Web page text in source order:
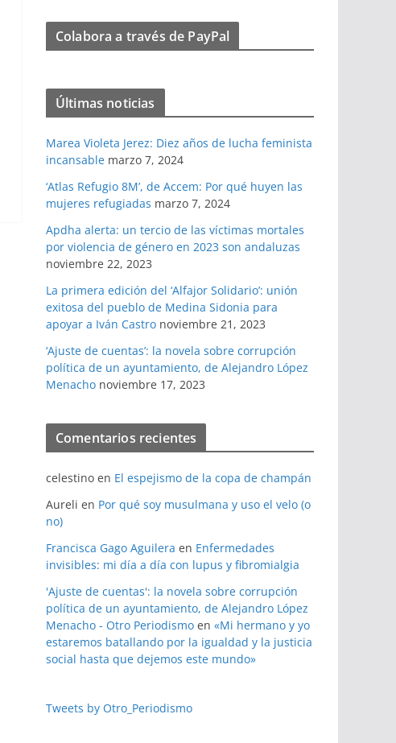
Colabora a través de PayPal
Últimas noticias
Marea Violeta Jerez: Diez años de lucha feminista
incansable marzo 7, 2024
‘Atlas Refugio 8M’, de Accem: Por qué huyen las
mujeres refugiadas marzo 7, 2024
Apdha alerta: un tercio de las víctimas mortales
por violencia de género en 2023 son andaluzas
noviembre 22, 2023
La primera edición del ‘Alfajor Solidario’: unión
exitosa del pueblo de Medina Sidonia para
apoyar a Iván Castro noviembre 21, 2023
‘Ajuste de cuentas’: la novela sobre corrupción
política de un ayuntamiento, de Alejandro López
Menacho noviembre 17, 2023
Comentarios recientes
celestino en El espejismo de la copa de champán
Aureli en Por qué soy musulmana y uso el velo (o
no)
Francisca Gago Aguilera en Enfermedades
invisibles: mi día a día con lupus y fibromialgia
'Ajuste de cuentas': la novela sobre corrupción
política de un ayuntamiento, de Alejandro López
Menacho - Otro Periodismo en «Mi hermano y yo
estaremos batallando por la igualdad y la justicia
social hasta que dejemos este mundo»
Tweets by Otro_Periodismo